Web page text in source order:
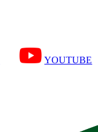
YOUTUBE